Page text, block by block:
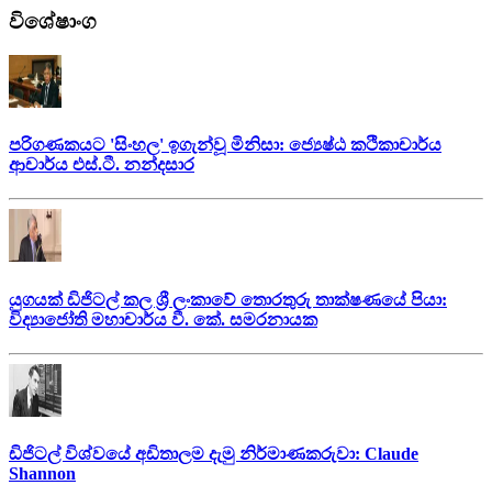
විශේෂාංග
පරිගණකයට 'සිංහල' ඉගැන්වූ මිනිසා: ජ්‍යෙෂ්ඨ කථිකාචාර්ය
ආචාර්ය එස්.ටී. නන්දසාර
යුගයක් ඩිජිටල් කල ශ්‍රී ලංකාවේ තොරතුරු තාක්ෂණයේ පියා:
විද්‍යාජෝති මහාචාර්ය වී. කේ. සමරනායක
ඩිජිටල් විශ්වයේ අඩිතාලම දැමු නිර්මාණකරුවා: Claude
Shannon